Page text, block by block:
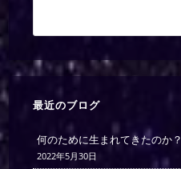
最近のブログ
何のために生まれてきたのか？
2022年5月30日